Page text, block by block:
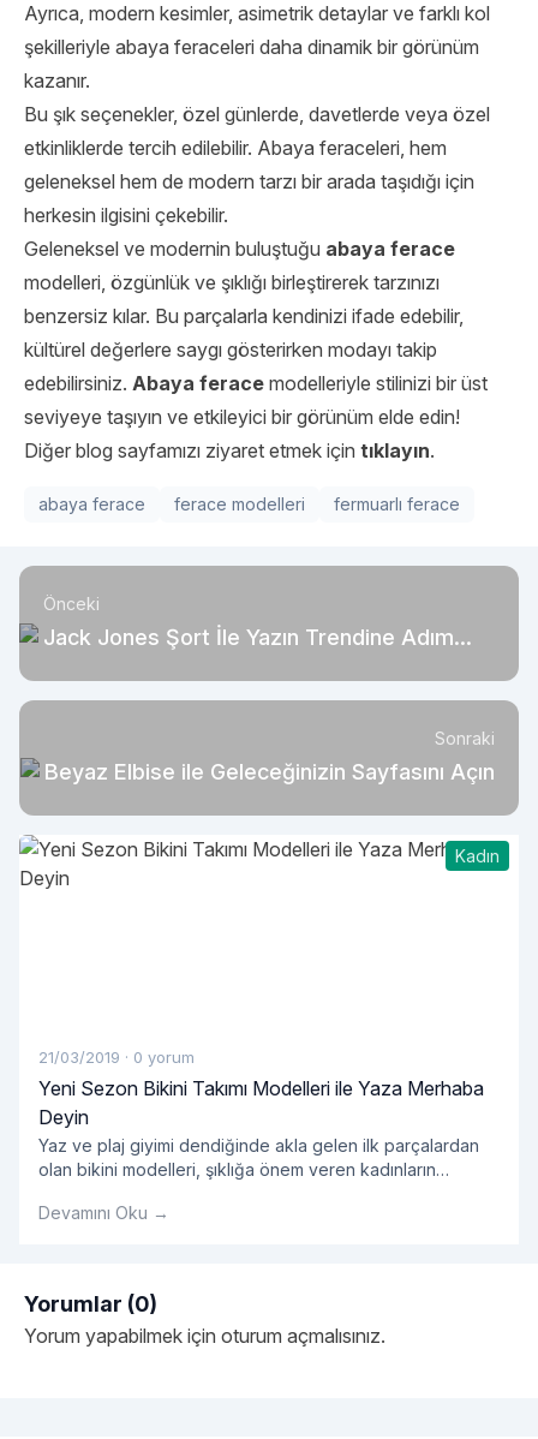
Ayrıca, modern kesimler, asimetrik detaylar ve farklı kol
şekilleriyle abaya feraceleri daha dinamik bir görünüm
kazanır.
Bu şık seçenekler, özel günlerde, davetlerde veya özel
etkinliklerde tercih edilebilir. Abaya feraceleri, hem
geleneksel hem de modern tarzı bir arada taşıdığı için
herkesin ilgisini çekebilir.
Geleneksel ve modernin buluştuğu abaya ferace
modelleri, özgünlük ve şıklığı birleştirerek tarzınızı
benzersiz kılar. Bu parçalarla kendinizi ifade edebilir,
kültürel değerlere saygı gösterirken modayı takip
edebilirsiniz. Abaya ferace modelleriyle stilinizi bir üst
seviyeye taşıyın ve etkileyici bir görünüm elde edin!
Diğer blog sayfamızı ziyaret etmek için tıklayın.
abaya ferace ferace modelleri fermuarlı ferace
Önceki
Jack Jones Şort İle Yazın Trendine Adım
Sonraki
Beyaz Elbise ile Geleceğinizin Sayfasını Açın
Kadın
21/03/2019 · 0 yorum
Yeni Sezon Bikini Takımı Modelleri ile Yaza Merhaba
Deyin
Yaz ve plaj giyimi dendiğinde akla gelen ilk parçalardan
olan bikini modelleri, şıklığa önem veren kadınların
birlikte yeni sezon bikini modelleri de özellikle kadın
sezon ürünlerini sizlerle buluşturan Enntrend, farklı beden
ve alternatif renk
Devamını Oku →
Yorumlar (0)
Yorum yapabilmek için oturum açmalısınız.